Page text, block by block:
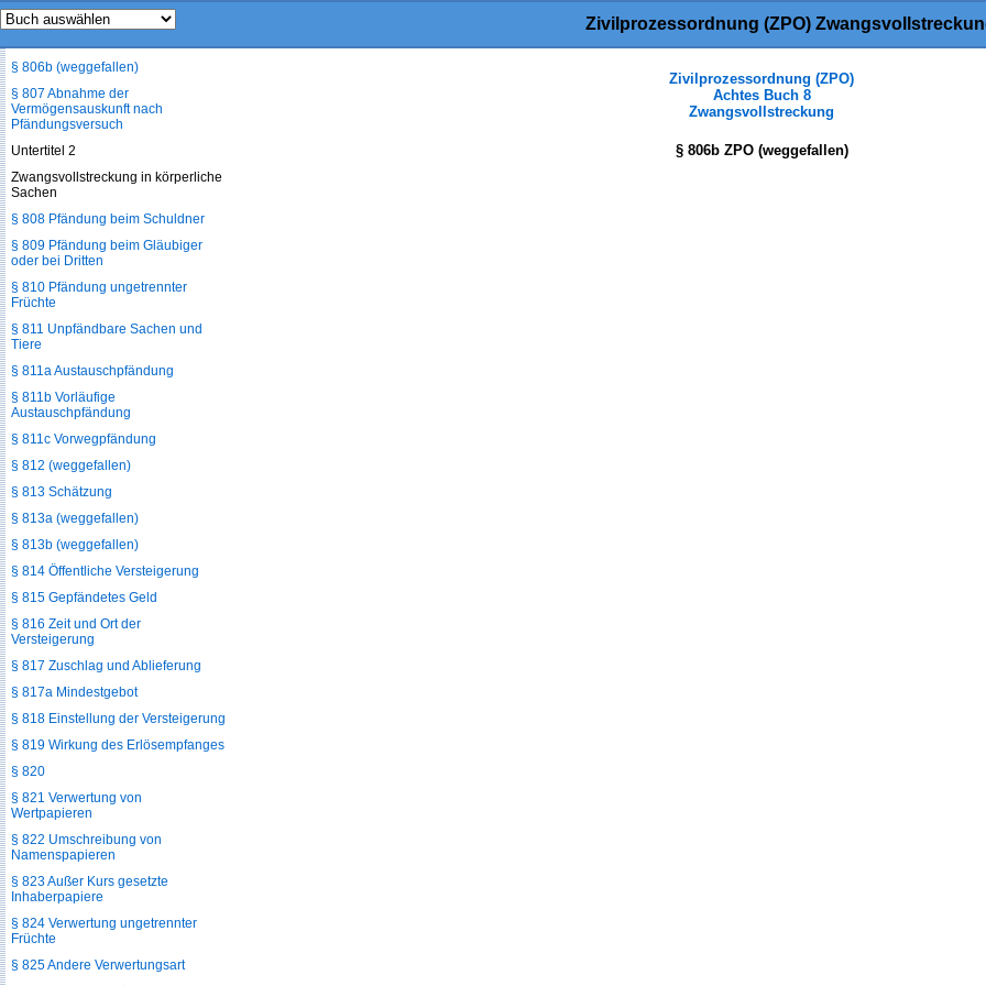
Zivilprozessordnung (ZPO)
Zivilprozessordnung (ZPO)
Achtes Buch 8
Zwangsvollstreckung
§ 806b ZPO (weggefallen)
§ 806a Mitteilungen und Befragung
§ 806b (weggefallen)
§ 807 Abnahme der
Vermögensauskunft nach
Pfändungsversuch
Untertitel 2
Zwangsvollstreckung in körperliche
Sachen
§ 808 Pfändung beim Schuldner
§ 809 Pfändung beim Gläubiger
oder bei Dritten
§ 810 Pfändung ungetrennter
Früchte
§ 811 Unpfändbare Sachen und
Tiere
§ 811a Austauschpfändung
§ 811b Vorläufige
Austauschpfändung
§ 811c Vorwegpfändung
§ 812 (weggefallen)
§ 813 Schätzung
§ 813a (weggefallen)
§ 813b (weggefallen)
§ 814 Öffentliche Versteigerung
§ 815 Gepfändetes Geld
§ 816 Zeit und Ort der
Versteigerung
§ 817 Zuschlag und Ablieferung
§ 817a Mindestgebot
§ 818 Einstellung der Versteigerung
§ 819 Wirkung des Erlösempfanges
§ 820
§ 821 Verwertung von
Wertpapieren
§ 822 Umschreibung von
Namenspapieren
§ 823 Außer Kurs gesetzte
Inhaberpapiere
§ 824 Verwertung ungetrennter
Früchte
§ 825 Andere Verwertungsart